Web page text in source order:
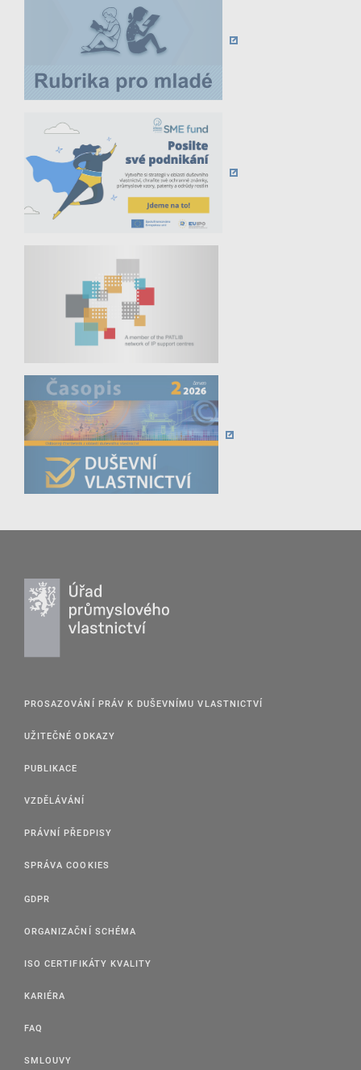
PROSAZOVÁNÍ PRÁV K DUŠEVNÍMU VLASTNICTVÍ
UŽITEČNÉ ODKAZY
PUBLIKACE
VZDĚLÁVÁNÍ
PRÁVNÍ PŘEDPISY
SPRÁVA COOKIES
GDPR
ORGANIZAČNÍ SCHÉMA
ISO CERTIFIKÁTY KVALITY
KARIÉRA
FAQ
SMLOUVY